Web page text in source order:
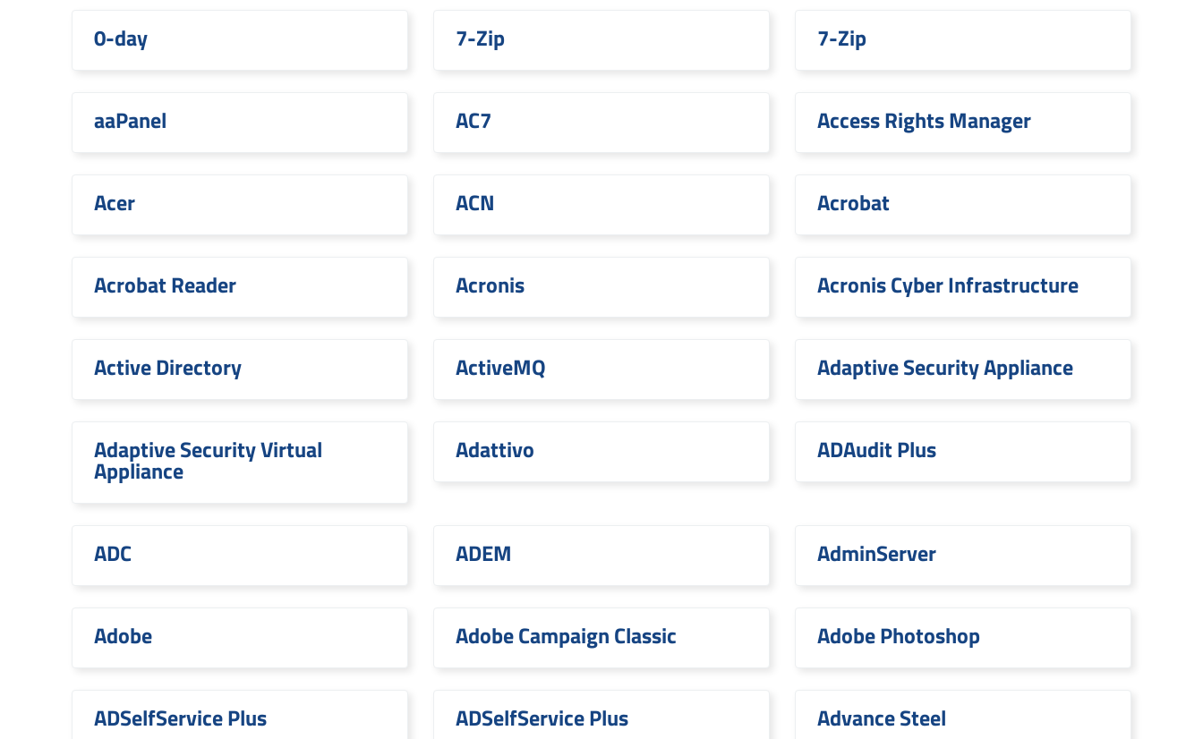
0-day 7-Zip 7-Zip
aaPanel AC7 Access Rights Manager
Acer ACN Acrobat
Acrobat Reader Acronis Acronis Cyber Infrastructure
Active Directory ActiveMQ Adaptive Security Appliance
Adaptive Security Virtual
Appliance
Adattivo ADAudit Plus
ADC ADEM AdminServer
Adobe Adobe Campaign Classic Adobe Photoshop
ADSelfService Plus ADSelfService Plus Advance Steel